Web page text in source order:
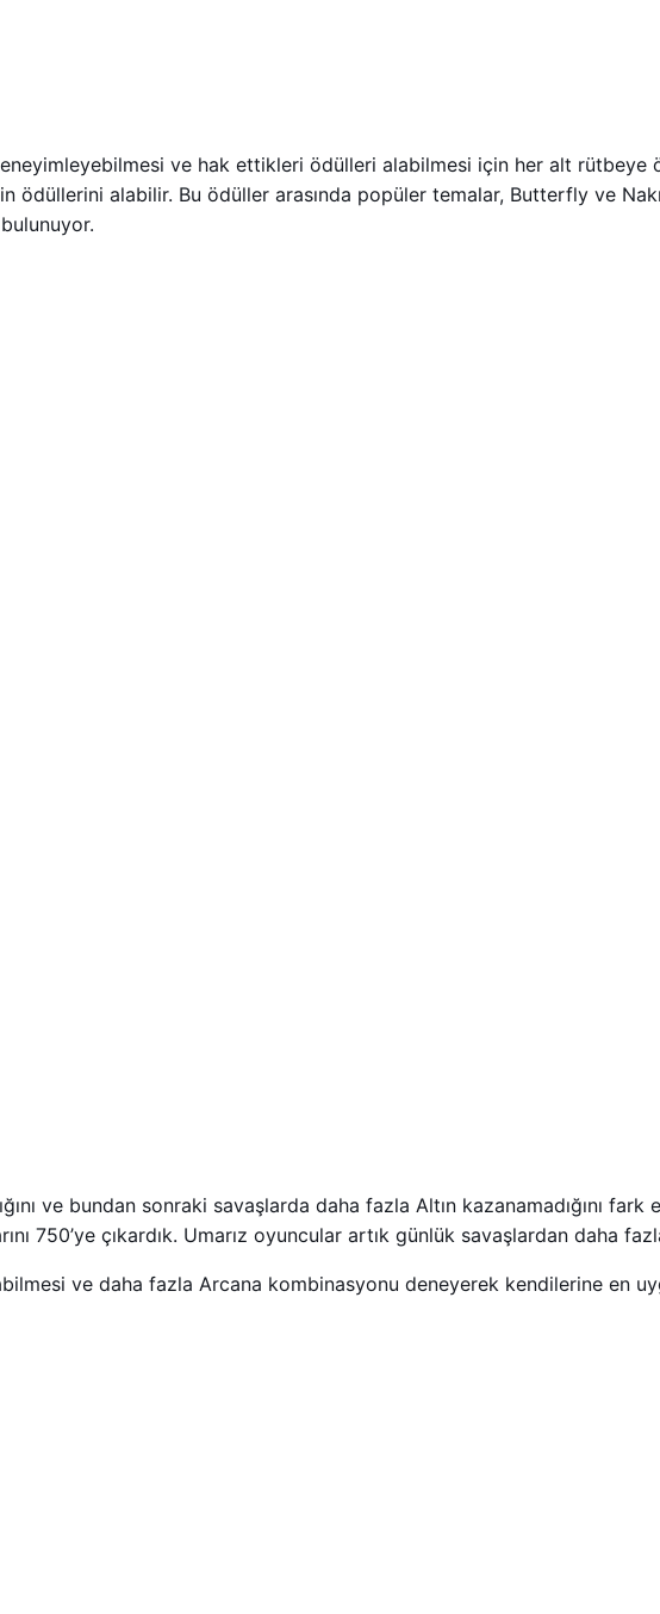
ve hak ettikleri ödülleri alabilmesi için her alt rütbeye
ödüllerini alabilir. Bu ödüller arasında popüler temalar, Butterfly ve
ve bundan sonraki savaşlarda daha fazla Altın kazanamadığını fark
750’ye çıkardık. Umarız oyuncular artık günlük savaşlardan daha
ve daha fazla Arcana kombinasyonu deneyerek kendilerine en